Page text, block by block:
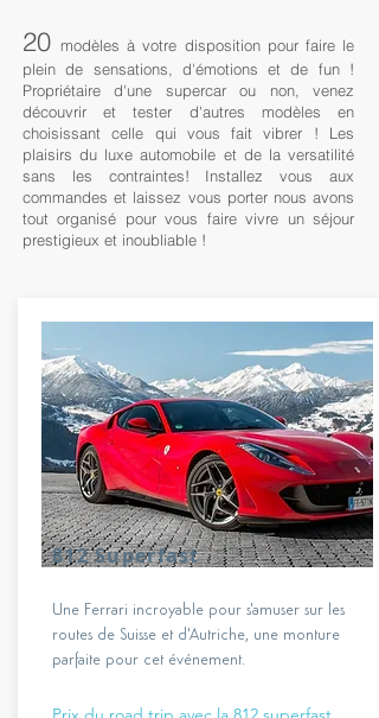
20modèles à votre disposition pour faire le
plein de sensations, d'émotions et de fun !
Propriétaire d'une supercar ou non, venez
découvrir et tester d'autres modèles en
choisissant celle qui vous fait vibrer ! Les
plaisirs du luxe automobile et de la versatilité
sans les contraintes! Installez vous aux
commandes et laissez vous porter nous avons
tout organisé pour vous faire vivre un séjour
prestigieux et inoubliable !
Une Ferrari incroyable pour s'amuser sur les
routes de Suisse et d'Autriche, une monture
parfaite pour cet événement.
812 Superfast